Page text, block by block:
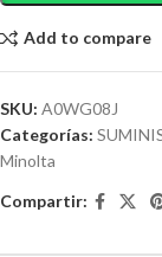
Add to compare
SKU: A0WG08J
Categorías:
Minolta
Compartir: